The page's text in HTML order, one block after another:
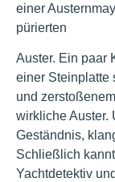
einer
pürierten
Auster. Ein paar
einer Steinplatte
und
wirkliche Auster.
Geständnis,
Schließlich
Yachtdetektiv